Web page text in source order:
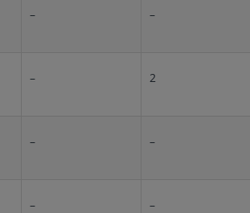
– –
– 2
– –
– –